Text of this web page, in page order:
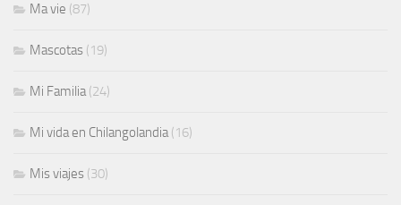
Ma vie (87)
Mascotas (19)
Mi Familia(24)
Mi vida en Chilangolandia(16)
Mis viajes (30)